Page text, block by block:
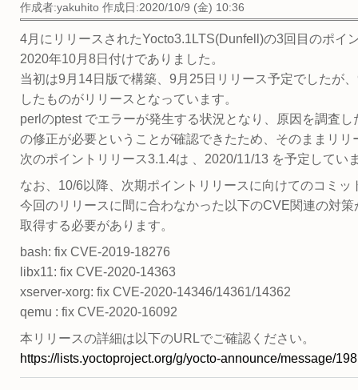
作成者:yakuhito 作成日:2020/10/9 (金) 10:36
4月にリリースされたYocto3.1LTS(Dunfell)の3回目のポイ
2020年10月8日付けでありました。
当初は9月14日版で構築、9月25日リリース予定でしたが
したものがリリースとなっています。
perlのptest でエラーが発生する状況となり、原因を調査
の修正が必要ということが確認できたため、そのままリリ
次のポイントリリース3.1.4は 、2020/11/13 を予定してい
なお、10/6以降、次期ポイントリリースに向けてのコミッ
今回のリリースに間に合わなかった以下のCVE関連の対
取得する必要があります。
bash: fix CVE-2019-18276
libx11: fix CVE-2020-14363
xserver-xorg: fix CVE-2020-14346/14361/14362
qemu : fix CVE-2020-16092
本リリースの詳細は以下のURLでご確認ください。
https://lists.yoctoproject.org/g/yocto-announce/message/198